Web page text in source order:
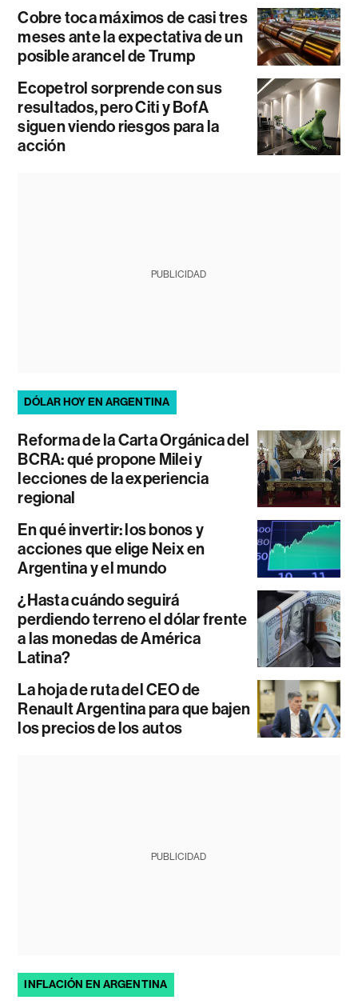
Cobre toca máximos de casi tres
meses ante la expectativa de un
posible arancel de Trump
Ecopetrol sorprende con sus
resultados, pero Citi y BofA
siguen viendo riesgos para la
acción
PUBLICIDAD
DÓLAR HOY EN ARGENTINA
Reforma de la Carta Orgánica del
BCRA: qué propone Milei y
lecciones de la experiencia
regional
En qué invertir: los bonos y
acciones que elige Neix en
Argentina y el mundo
¿Hasta cuándo seguirá
perdiendo terreno el dólar frente
a las monedas de América
Latina?
La hoja de ruta del CEO de
Renault Argentina para que bajen
los precios de los autos
PUBLICIDAD
INFLACIÓN EN ARGENTINA